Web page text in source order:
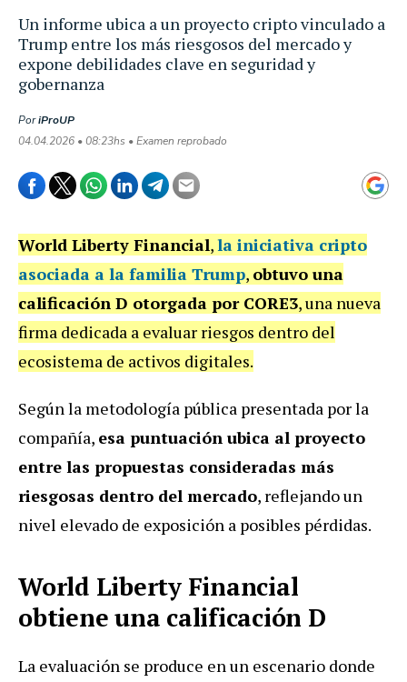
Un informe ubica a un proyecto cripto vinculado a
Trump entre los más riesgosos del mercado y
expone debilidades clave en seguridad y
gobernanza
PoriProUP
04.04.2026 • 08:23hs • Examen reprobado
World Liberty Financial,la iniciativa cripto
asociada a la familia Trump, obtuvo una
calificación D otorgada por CORE3, una nueva
firma dedicada a evaluar riesgos dentro del
ecosistema de activos digitales.
Según la metodología pública presentada por la
compañía, esa puntuación ubica al proyecto
entre las propuestas consideradas más
riesgosas dentro del mercado, reflejando un
nivel elevado de exposición a posibles pérdidas.
World Liberty Financial
obtiene una calificación D
La evaluación se produce en un escenario donde